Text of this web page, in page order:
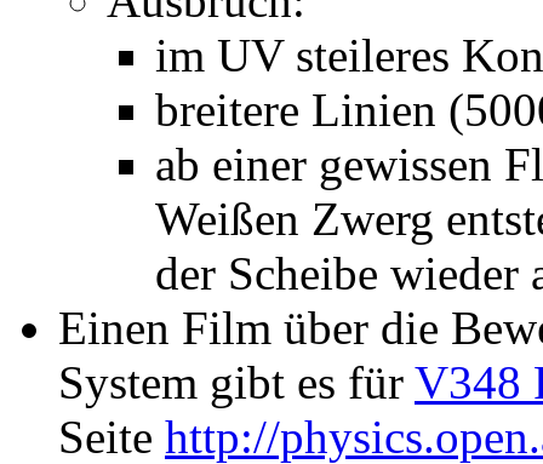
im UV steileres
breitere Linien
ab einer gewissen
Weißen Zwerg
der Scheibe wieder
Einen Film über die
System gibt es für V348
Seite http://